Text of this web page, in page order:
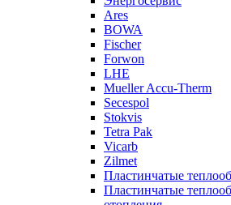
Ares
BOWA
Fischer
Forwon
LHE
Mueller Accu-Therm
Secespol
Stokvis
Tetra Pak
Vicarb
Zilmet
Пластинчатые
Пластинчатые